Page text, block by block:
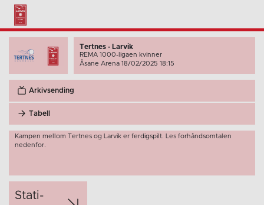
Tertnes - Larvik
REMA 1000-ligaen kvinner
Åsane Arena 18/02/2025 18:15
Arkivsending
Tabell
Kampen mellom Tertnes og Larvik er ferdigspilt. Les forhåndsomtalen
nedenfor.
Stati­